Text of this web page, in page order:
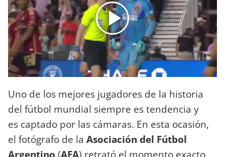
Uno de los mejores jugadores de la historia
del fútbol mundial siempre es tendencia y
es captado por las cámaras. En esta ocasión,
el fotógrafo de la Asociación del Fútbol
Argentino (AFA) retrató el momento exacto